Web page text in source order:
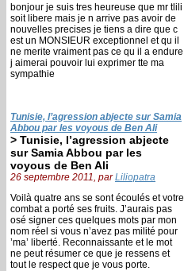
bonjour je suis tres heureuse que mr tlili
soit libere mais je n arrive pas avoir de
nouvelles precises je tiens a dire que c
est un MONSIEUR exceptionnel et qu il
ne merite vraiment pas ce qu il a endure
j aimerai pouvoir lui exprimer tte ma
sympathie
Tunisie, l’agression abjecte sur Samia
Abbou par les voyous de Ben Ali
> Tunisie, l’agression abjecte
sur Samia Abbou par les
voyous de Ben Ali
26 septembre 2011, parLiliopatra
Voilà quatre ans se sont écoulés et votre
combat a porté ses fruits. J’aurais pas
osé signer ces quelques mots par mon
nom réel si vous n’avez pas milité pour
’ma’ liberté. Reconnaissante et le mot
ne peut résumer ce que je ressens et
tout le respect que je vous porte.